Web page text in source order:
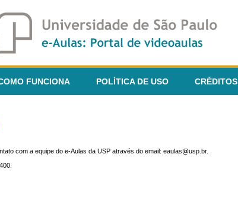
FUNCIONA POLÍTICA DE USO CRÉDITOS
com a equipe do e-Aulas da USP através do email: eaulas@usp.br.